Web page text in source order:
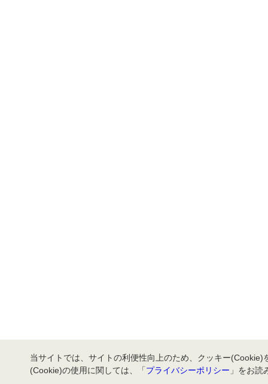
当サイトでは、サイトの利便性向上のため、クッキー
(Cookie)の使用に関しては、「プライバシーポリシー 」をお読